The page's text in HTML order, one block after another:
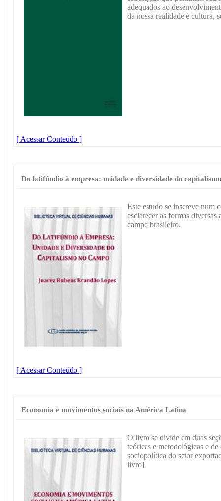
adequados ao
da nossa realidade e cultura,
[ Acessar Conteúdo ]
Do latifúndio à empresa: unidade e diversidade do
Este estudo se inscreve num
esclarecer as formas
campo brasileiro.
[ Acessar Conteúdo ]
Economia e movimentos sociais na América Latina
O livro se divide em duas
teóricas e metodológicas e de
sociopolítica do setor
livro]